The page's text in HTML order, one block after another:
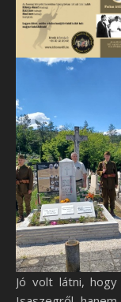
Jó volt látni,